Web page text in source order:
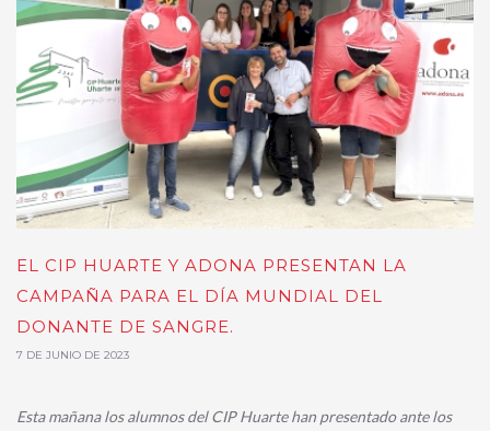
EL CIP HUARTE Y ADONA PRESENTAN LA
CAMPAÑA PARA EL DÍA MUNDIAL DEL
DONANTE DE SANGRE.
7 DE JUNIO DE 2023
Esta mañana los alumnos del CIP Huarte han presentado ante los